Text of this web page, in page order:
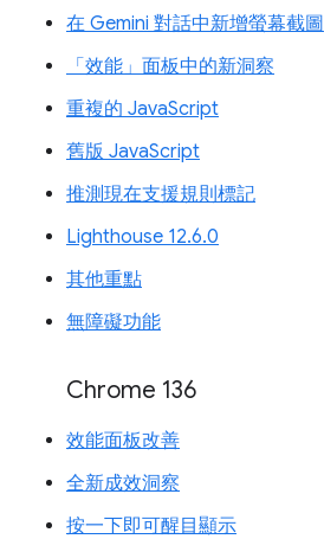
在 Gemini 對話中新增螢幕截圖
「效能」面板中的新洞察
重複的 JavaScript
舊版 JavaScript
推測現在支援規則標記
Lighthouse 12.6.0
其他重點
無障礙功能
Chrome 136
效能面板改善
全新成效洞察
按一下即可醒目顯示